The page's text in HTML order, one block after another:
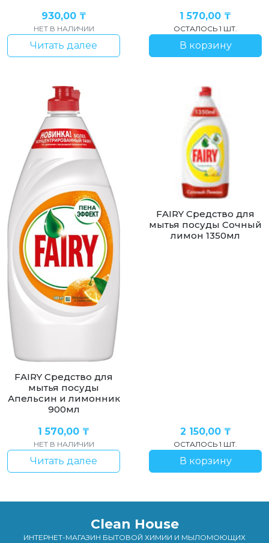
930,00 ₸
НЕТ В НАЛИЧИИ
Читать далее
1 570,00 ₸
ОСТАЛОСЬ 1 ШТ.
В корзину
FAIRY Средство для
мытья посуды
Апельсин и лимонник
900мл
1 570,00 ₸
НЕТ В НАЛИЧИИ
Читать далее
FAIRY Средство для
мытья посуды Сочный
лимон 1350мл
2 150,00 ₸
ОСТАЛОСЬ 1 ШТ.
В корзину
Clean House
ИНТЕРНЕТ-МАГАЗИН БЫТОВОЙ ХИМИИ И МЫЛОМОЮЩИХ